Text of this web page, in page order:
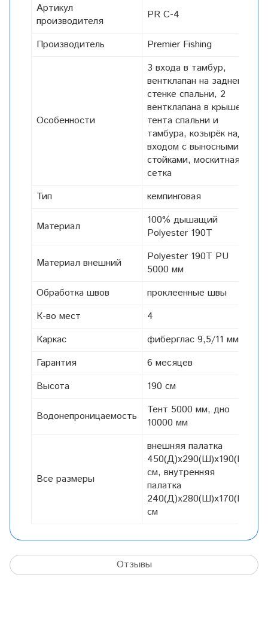
Артикул
производителя
PR C-4
Производитель Premier Fishing
Особенности
3 входа в тамбур,
вентклапан на задней
стенке спальни, 2
вентклапана в крыше
тента спальни и
тамбура, козырёк над
входом с выносными
стойками, москитная
сетка
Тип
кемпинговая
Материал
100% дышащий
Polyester 190T
Материал внешний
Polyester 190T PU
5000 мм
Обработка швов
проклеенные швы
К-во мест
4
Каркас
фиберглас 9,5/11 мм
Гарантия
6 месяцев
Высота
190 см
Водонепроницаемость
Тент 5000 мм, дно
10000 мм
Все размеры
внешняя палатка
450(Д)x290(Ш)x190(В)
см, внутренняя
палатка
240(Д)x280(Ш)x170(В)
см
Отзывы